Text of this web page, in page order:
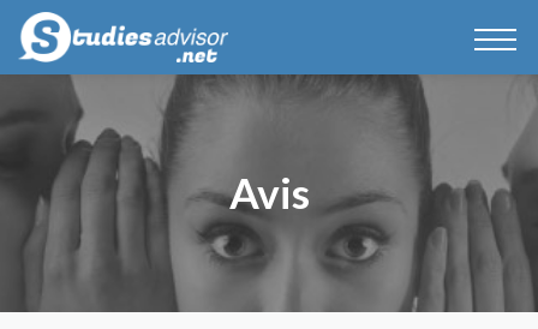
Avis